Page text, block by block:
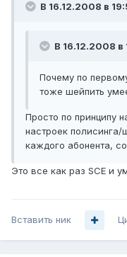
В 16.12.2008 в
В 16.12.2008
Почему по
тоже шейпить
Просто по принципу
настроек
каждого абонента,
Это все как раз SCE и
Вставить ник